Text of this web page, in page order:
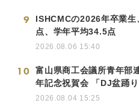
9
ISHCMCの2026年卒業
点、学年平均34.5点
2026.08.06 15:40
10
富山県商工会議所青年部
年記念祝賀会 「DJ盆踊
2026.08.04 15:25